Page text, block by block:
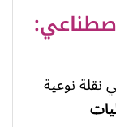
نقلة نوعية